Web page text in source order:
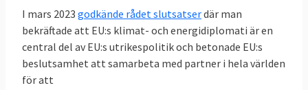
Sverige
66
procent
Inget
bindande
EU-mål
I mars 2023 godkände rådet slutsatserdär man
bekräftade att EU:s klimat- och energidiplomati är en
central del av EU:s utrikespolitik och betonade EU:s
beslutsamhet att samarbeta med partner i hela världen
för att